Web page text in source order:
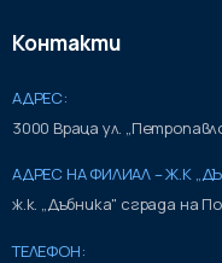
Контакти
АДРЕС:
3000 Враца ул.
АДРЕС НА ФИЛИАЛ – Ж.К
ж.к. „Дъбника" сграда на
ТЕЛЕФОН: